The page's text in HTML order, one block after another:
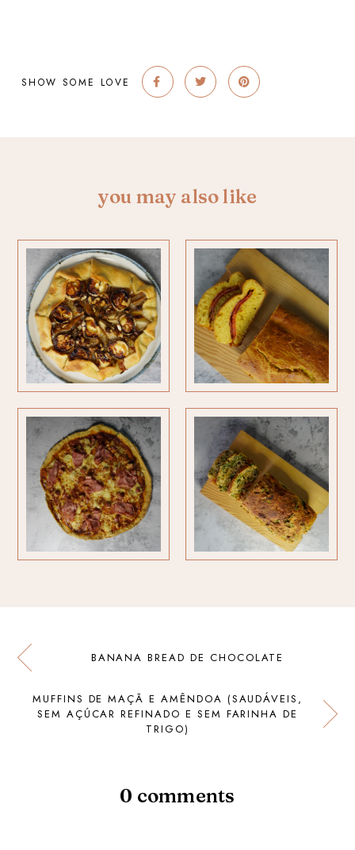
SHOW SOME LOVE
you may also like
BANANA BREAD DE CHOCOLATE
MUFFINS DE MAÇÃ E AMÊNDOA (SAUDÁVEIS,
SEM AÇÚCAR REFINADO E SEM FARINHA DE
TRIGO)
0 comments